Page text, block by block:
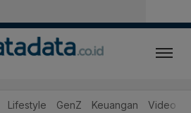
Lifestyle GenZ Keuangan Video